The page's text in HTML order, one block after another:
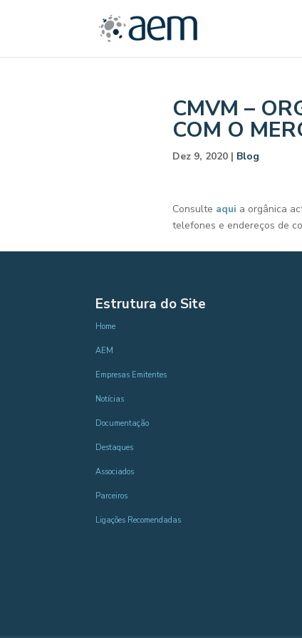
CMVM –
COM O
Dez 9, 2020| Blog
Consulte aqui a orgânica
telefones e endereços de
Estrutura do Site
Home
AEM
Empresas Emitentes
Notícias
Documentação
Destaques
Associados
Parceiros
Ligações Recomendadas